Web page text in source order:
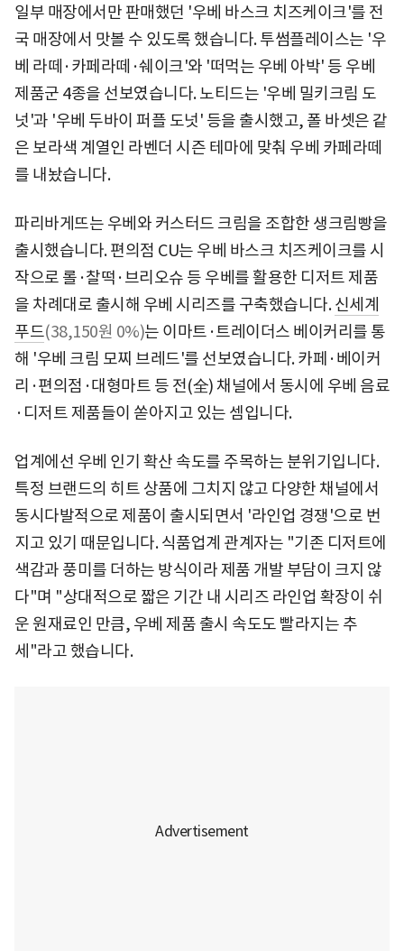
일부 매장에서만 판매했던 '우베 바스크 치즈케이크'를 전
국 매장에서 맛볼 수 있도록 했습니다. 투썸플레이스는 '우
베 라떼·카페라떼·쉐이크'와 '떠먹는 우베 아박' 등 우베
제품군 4종을 선보였습니다. 노티드는 '우베 밀키크림 도
넛'과 '우베 두바이 퍼플 도넛' 등을 출시했고, 폴 바셋은 같
은 보라색 계열인 라벤더 시즌 테마에 맞춰 우베 카페라떼
를 내놨습니다.
파리바게뜨는 우베와 커스터드 크림을 조합한 생크림빵을
출시했습니다. 편의점 CU는 우베 바스크 치즈케이크를 시
작으로 롤·찰떡·브리오슈 등 우베를 활용한 디저트 제품
을 차례대로 출시해 우베 시리즈를 구축했습니다.신세계
푸드(38,150원 0%)는 이마트·트레이더스 베이커리를 통
해 '우베 크림 모찌 브레드'를 선보였습니다. 카페·베이커
리·편의점·대형마트 등 전(全) 채널에서 동시에 우베 음료
·디저트 제품들이 쏟아지고 있는 셈입니다.
업계에선 우베 인기 확산 속도를 주목하는 분위기입니다.
특정 브랜드의 히트 상품에 그치지 않고 다양한 채널에서
동시다발적으로 제품이 출시되면서 '라인업 경쟁'으로 번
지고 있기 때문입니다. 식품업계 관계자는 "기존 디저트에
색감과 풍미를 더하는 방식이라 제품 개발 부담이 크지 않
다"며 "상대적으로 짧은 기간 내 시리즈 라인업 확장이 쉬
운 원재료인 만큼, 우베 제품 출시 속도도 빨라지는 추
세"라고 했습니다.